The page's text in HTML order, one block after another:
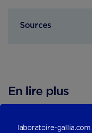
Sources
En lire plus
laboratoire-gallia.com